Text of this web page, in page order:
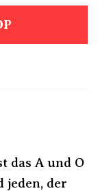
das A und O
jeden, der